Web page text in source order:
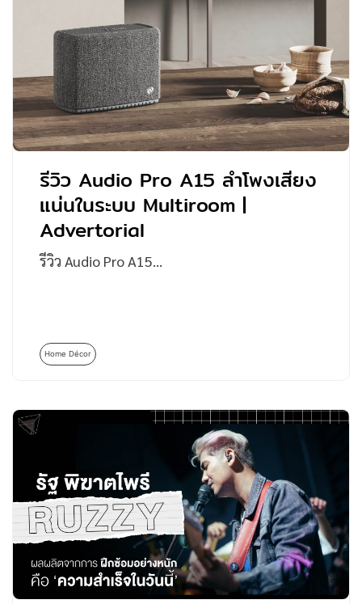
รีวิว Audio Pro A15 ลำโพงเสียง
แน่นในระบบ Multiroom |
Advertorial
รีวิว Audio Pro A15…
Home Décor